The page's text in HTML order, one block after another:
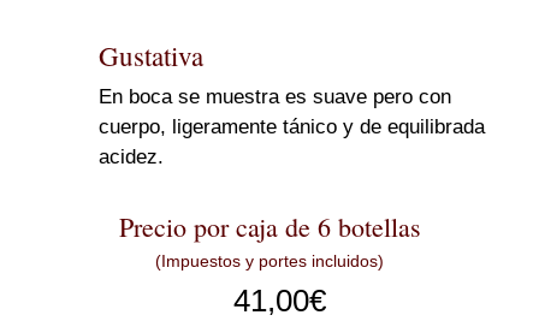
Gustativa
En boca se muestra es suave pero con
cuerpo, ligeramente tánico y de equilibrada
acidez.
Precio por caja de 6 botellas
(Impuestos y portes incluidos)
41,00€